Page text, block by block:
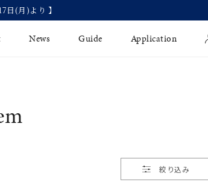
日(月)より 】
News Guide
ブライダルリングの選び方
Application
絞り込み